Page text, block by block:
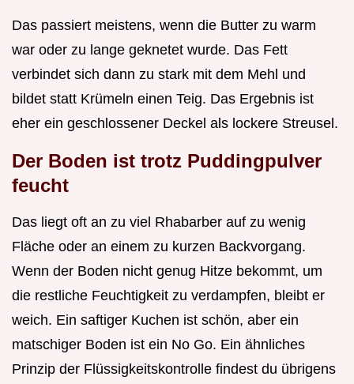
Das passiert meistens, wenn die Butter zu warm
war oder zu lange geknetet wurde. Das Fett
verbindet sich dann zu stark mit dem Mehl und
bildet statt Krümeln einen Teig. Das Ergebnis ist
eher ein geschlossener Deckel als lockere Streusel.
Der Boden ist trotz Puddingpulver
feucht
Das liegt oft an zu viel Rhabarber auf zu wenig
Fläche oder an einem zu kurzen Backvorgang.
Wenn der Boden nicht genug Hitze bekommt, um
die restliche Feuchtigkeit zu verdampfen, bleibt er
weich. Ein saftiger Kuchen ist schön, aber ein
matschiger Boden ist ein No Go. Ein ähnliches
Prinzip der Flüssigkeitskontrolle findest du übrigens